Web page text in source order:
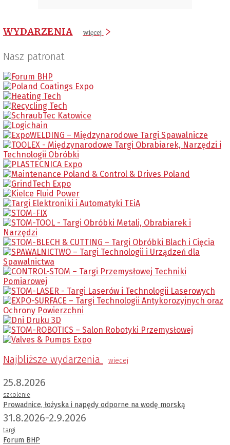
WYDARZENIA więcej
Nasz patronat
Najbliższe wydarzenia wiecej
25.8.2026
szkolenie
Prowadnice, łożyska i napędy odporne na wodę morską
31.8.2026-2.9.2026
targi
Forum BHP